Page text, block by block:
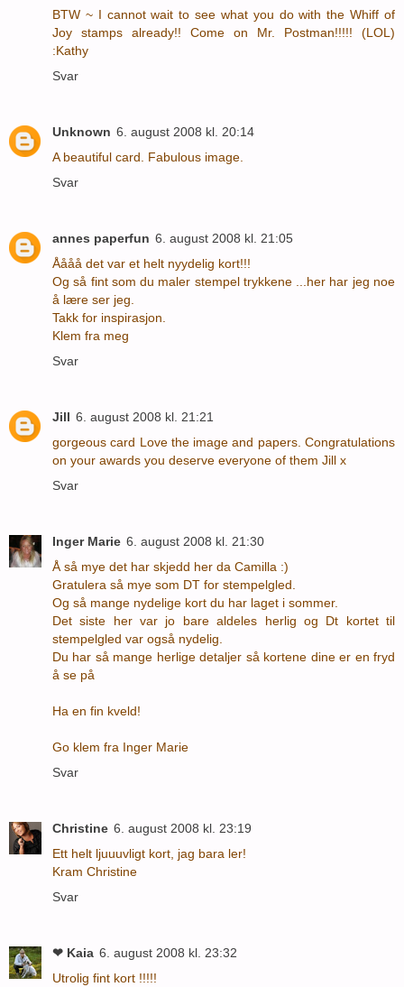
BTW ~ I cannot wait to see what you do with the Whiff of
Joy stamps already!! Come on Mr. Postman!!!!! (LOL)
:Kathy
Svar
Unknown 6. august 2008 kl. 20:14
A beautiful card. Fabulous image.
Svar
annes paperfun 6. august 2008 kl. 21:05
Åååå det var et helt nyydelig kort!!!
Og så fint som du maler stempel trykkene ...her har jeg noe
å lære ser jeg.
Takk for inspirasjon.
Klem fra meg
Svar
Jill 6. august 2008 kl. 21:21
gorgeous card Love the image and papers. Congratulations
on your awards you deserve everyone of them Jill x
Svar
Inger Marie 6. august 2008 kl. 21:30
Å så mye det har skjedd her da Camilla :)
Gratulera så mye som DT for stempelgled.
Og så mange nydelige kort du har laget i sommer.
Det siste her var jo bare aldeles herlig og Dt kortet til
stempelgled var også nydelig.
Du har så mange herlige detaljer så kortene dine er en fryd
å se på
Ha en fin kveld!
Go klem fra Inger Marie
Svar
Christine 6. august 2008 kl. 23:19
Ett helt ljuuuvligt kort, jag bara ler!
Kram Christine
Svar
❤ Kaia 6. august 2008 kl. 23:32
Utrolig fint kort !!!!!